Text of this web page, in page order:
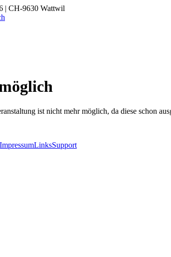
| CH-9630 Wattwil
ist nicht mehr möglich, da diese schon
ImpressumLinksSupport